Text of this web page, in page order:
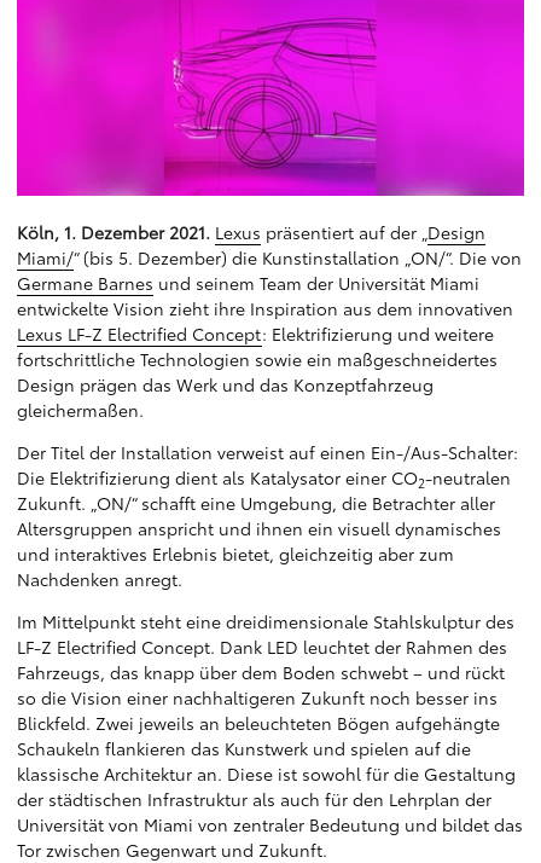
Köln, 1. Dezember 2021. Lexus präsentiert auf der „Design
Miami/“ (bis 5. Dezember) die Kunstinstallation „ON/“. Die von
Germane Barnes und seinem Team der Universität Miami
entwickelte Vision zieht ihre Inspiration aus dem innovativen
Lexus LF-Z Electrified Concept: Elektrifizierung und weitere
fortschrittliche Technologien sowie ein maßgeschneidertes
Design prägen das Werk und das Konzeptfahrzeug
gleichermaßen.
Der Titel der Installation verweist auf einen Ein-/Aus-Schalter:
Die Elektrifizierung dient als Katalysator einer CO2-neutralen
Zukunft. „ON/“ schafft eine Umgebung, die Betrachter aller
Altersgruppen anspricht und ihnen ein visuell dynamisches
und interaktives Erlebnis bietet, gleichzeitig aber zum
Nachdenken anregt.
Im Mittelpunkt steht eine dreidimensionale Stahlskulptur des
LF-Z Electrified Concept. Dank LED leuchtet der Rahmen des
Fahrzeugs, das knapp über dem Boden schwebt – und rückt
so die Vision einer nachhaltigeren Zukunft noch besser ins
Blickfeld. Zwei jeweils an beleuchteten Bögen aufgehängte
Schaukeln flankieren das Kunstwerk und spielen auf die
klassische Architektur an. Diese ist sowohl für die Gestaltung
der städtischen Infrastruktur als auch für den Lehrplan der
Universität von Miami von zentraler Bedeutung und bildet das
Tor zwischen Gegenwart und Zukunft.